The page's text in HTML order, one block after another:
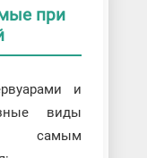
при
и
виды
К самым